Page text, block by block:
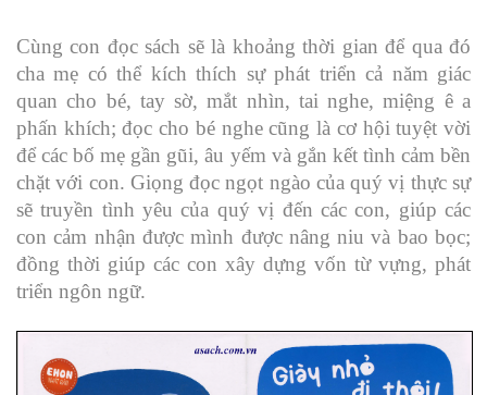
Cùng con đọc sách sẽ là khoảng thời gian để qua đó
cha mẹ có thể kích thích sự phát triển cả năm giác
quan cho bé, tay sờ, mắt nhìn, tai nghe, miệng ê a
phấn khích; đọc cho bé nghe cũng là cơ hội tuyệt vời
để các bố mẹ gần gũi, âu yếm và gắn kết tình cảm bền
chặt với con. Giọng đọc ngọt ngào của quý vị thực sự
sẽ truyền tình yêu của quý vị đến các con, giúp các
con cảm nhận được mình được nâng niu và bao bọc;
đồng thời giúp các con xây dựng vốn từ vựng, phát
triển ngôn ngữ.